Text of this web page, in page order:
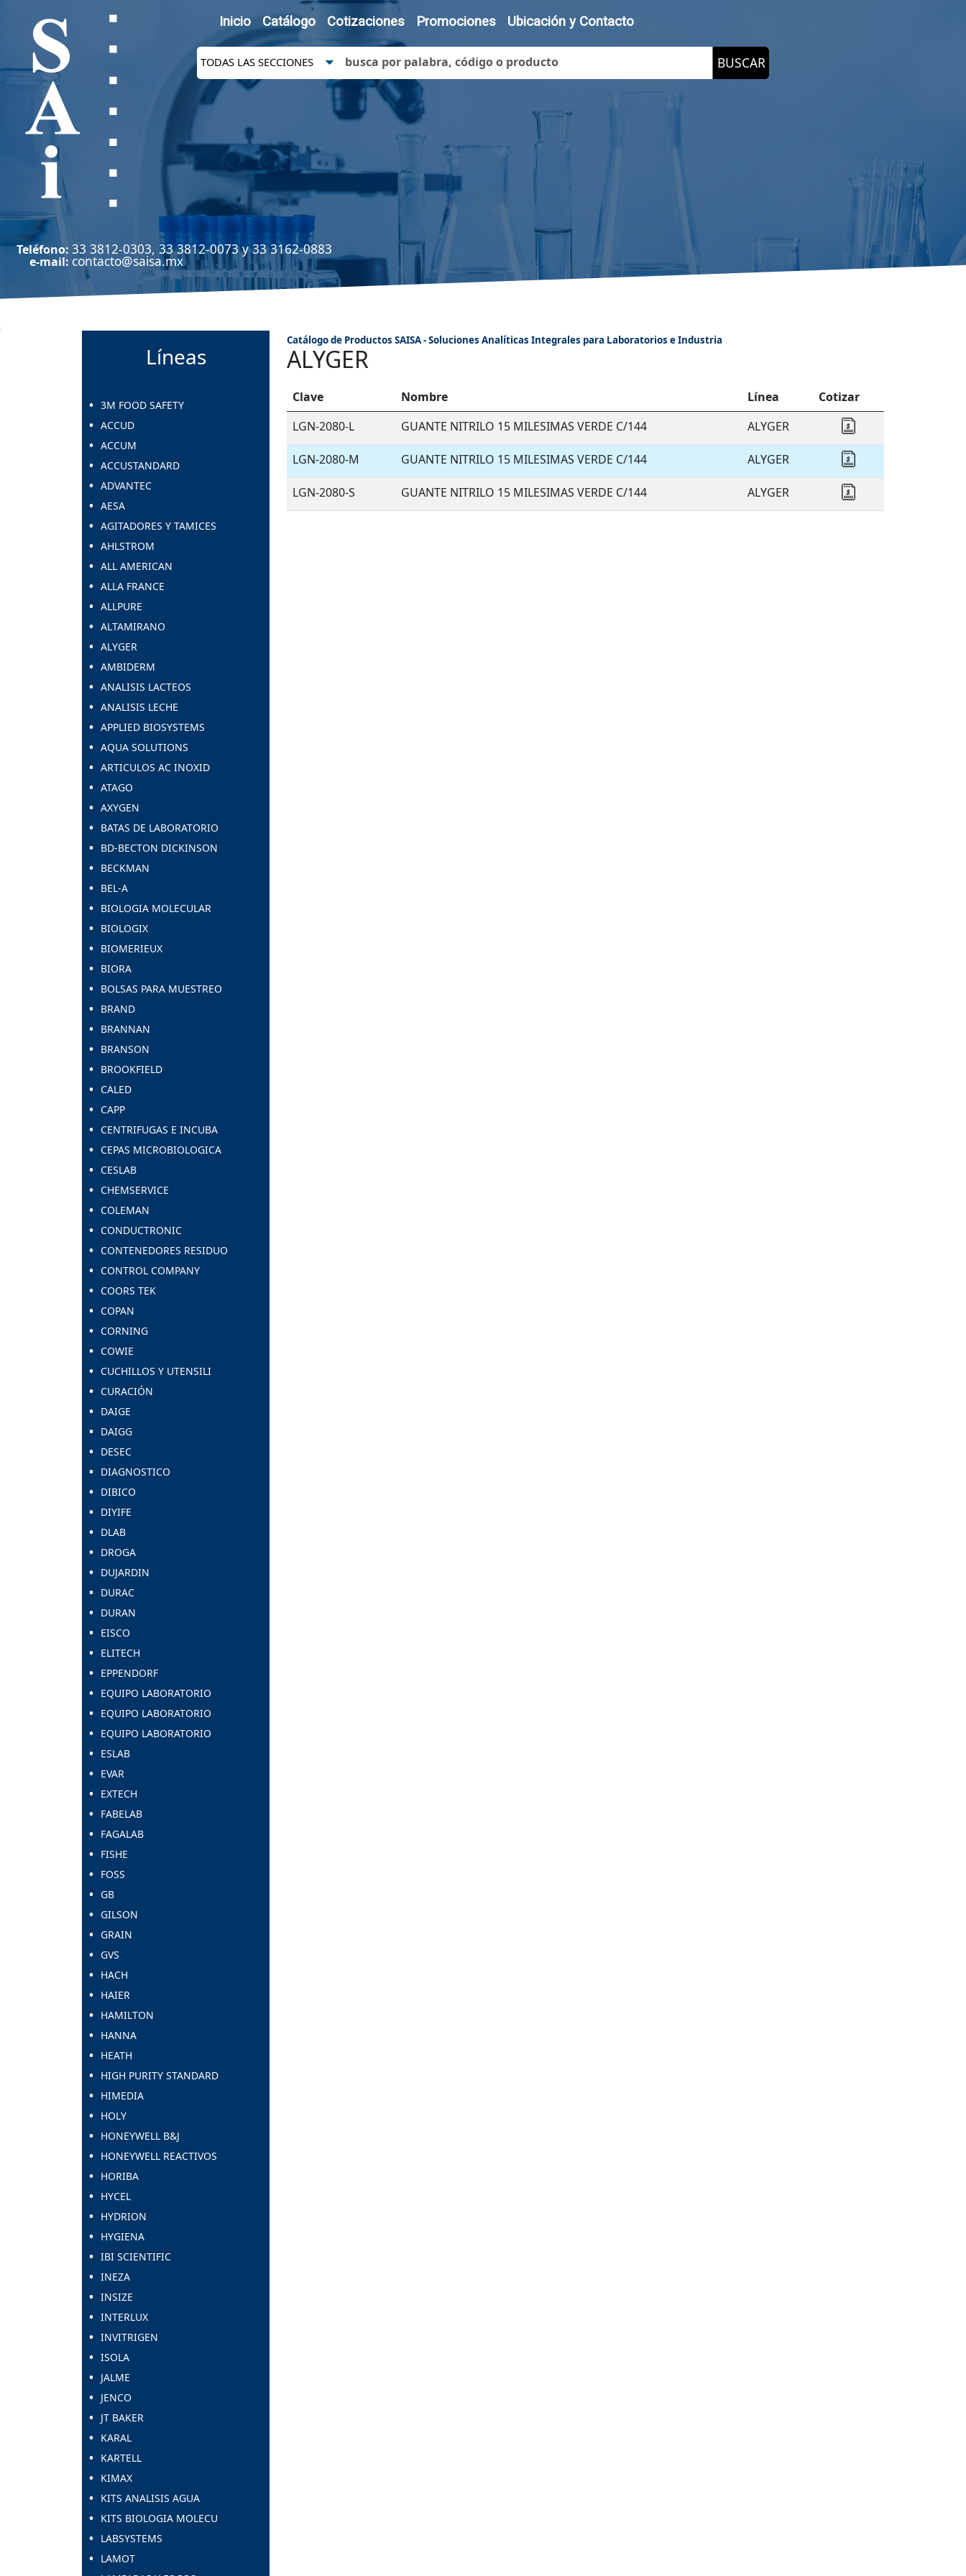
Inicio Catálogo Cotizaciones Promociones Ubicación y Contacto
Teléfono: 33 3812-0303, 33 3812-0073 y 33 3162-0883
e-mail: contacto@saisa.mx
Líneas
3M FOOD SAFETY
ACCUD
ACCUM
ACCUSTANDARD
ADVANTEC
AESA
AGITADORES Y TAMICES
AHLSTROM
ALL AMERICAN
ALLA FRANCE
ALLPURE
ALTAMIRANO
ALYGER
AMBIDERM
ANALISIS LACTEOS
ANALISIS LECHE
APPLIED BIOSYSTEMS
AQUA SOLUTIONS
ARTICULOS AC INOXID
ATAGO
AXYGEN
BATAS DE LABORATORIO
BD-BECTON DICKINSON
BECKMAN
BEL-A
BIOLOGIA MOLECULAR
BIOLOGIX
BIOMERIEUX
BIORA
BOLSAS PARA MUESTREO
BRAND
BRANNAN
BRANSON
BROOKFIELD
CALED
CAPP
CENTRIFUGAS E INCUBA
CEPAS MICROBIOLOGICA
CESLAB
CHEMSERVICE
COLEMAN
CONDUCTRONIC
CONTENEDORES RESIDUO
CONTROL COMPANY
COORS TEK
COPAN
CORNING
COWIE
CUCHILLOS Y UTENSILI
CURACIÓN
DAIGE
DAIGG
DESEC
DIAGNOSTICO
DIBICO
DIYIFE
DLAB
DROGA
DUJARDIN
DURAC
DURAN
EISCO
ELITECH
EPPENDORF
EQUIPO LABORATORIO
EQUIPO LABORATORIO
EQUIPO LABORATORIO
ESLAB
EVAR
EXTECH
FABELAB
FAGALAB
FISHE
FOSS
GB
GILSON
GRAIN
GVS
HACH
HAIER
HAMILTON
HANNA
HEATH
HIGH PURITY STANDARD
HIMEDIA
HOLY
HONEYWELL B&J
HONEYWELL REACTIVOS
HORIBA
HYCEL
HYDRION
HYGIENA
IBI SCIENTIFIC
INEZA
INSIZE
INTERLUX
INVITRIGEN
ISOLA
JALME
JENCO
JT BAKER
KARAL
KARTELL
KIMAX
KITS ANALISIS AGUA
KITS BIOLOGIA MOLECU
LABSYSTEMS
LAMOT
Catálogo de Productos SAISA - Soluciones Analíticas Integrales para Laboratorios e Industria
ALYGER
Clave Nombre Línea
Cotizar
LGN-2080-L
GUANTE NITRILO 15 MILESIMAS VERDE C/144 ALYGER
LGN-2080-M GUANTE NITRILO 15 MILESIMAS VERDE C/144 ALYGER
LGN-2080-S GUANTE NITRILO 15 MILESIMAS VERDE C/144 ALYGER